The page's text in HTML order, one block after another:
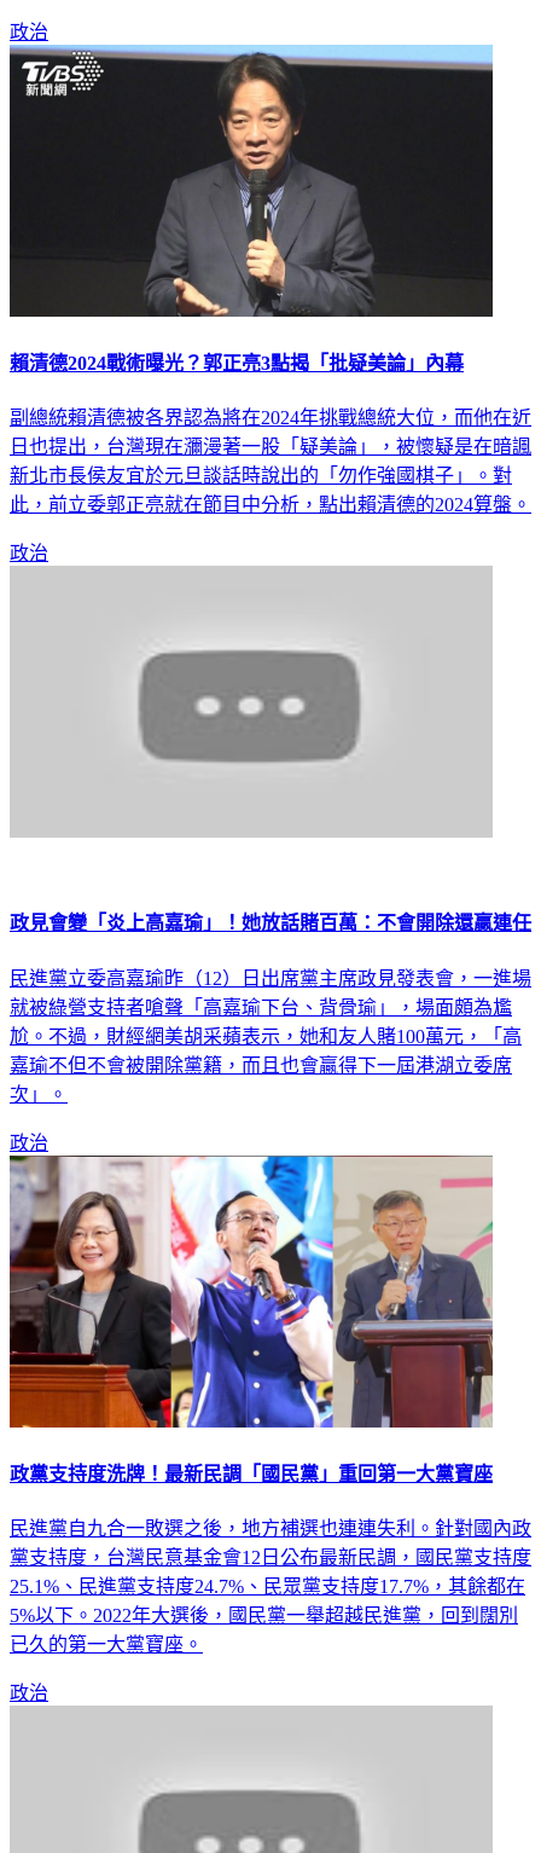
政治
賴清德2024戰術曝光？郭正亮3點揭「批疑美論」內幕
副總統賴清德被各界認為將在2024年挑戰總統大位，而他在近
日也提出，台灣現在瀰漫著一股「疑美論」，被懷疑是在暗諷
新北市長侯友宜於元旦談話時說出的「勿作強國棋子」。對
此，前立委郭正亮就在節目中分析，點出賴清德的2024算盤。
政治
政見會變「炎上高嘉瑜」！她放話賭百萬：不會開除還贏連任
民進黨立委高嘉瑜昨（12）日出席黨主席政見發表會，一進場
就被綠營支持者嗆聲「高嘉瑜下台、背骨瑜」，場面頗為尷
尬。不過，財經網美胡采蘋表示，她和友人賭100萬元，「高
嘉瑜不但不會被開除黨籍，而且也會贏得下一屆港湖立委席
次」。
政治
政黨支持度洗牌！最新民調「國民黨」重回第一大黨寶座
民進黨自九合一敗選之後，地方補選也連連失利。針對國內政
黨支持度，台灣民意基金會12日公布最新民調，國民黨支持度
25.1%、民進黨支持度24.7%、民眾黨支持度17.7%，其餘都在
5%以下。2022年大選後，國民黨一舉超越民進黨，回到闊別
已久的第一大黨寶座。
政治